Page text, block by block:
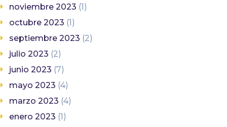
noviembre 2023 (1)
octubre 2023 (1)
septiembre 2023 (2)
julio 2023 (2)
junio 2023 (7)
mayo 2023 (4)
marzo 2023 (4)
enero 2023 (1)